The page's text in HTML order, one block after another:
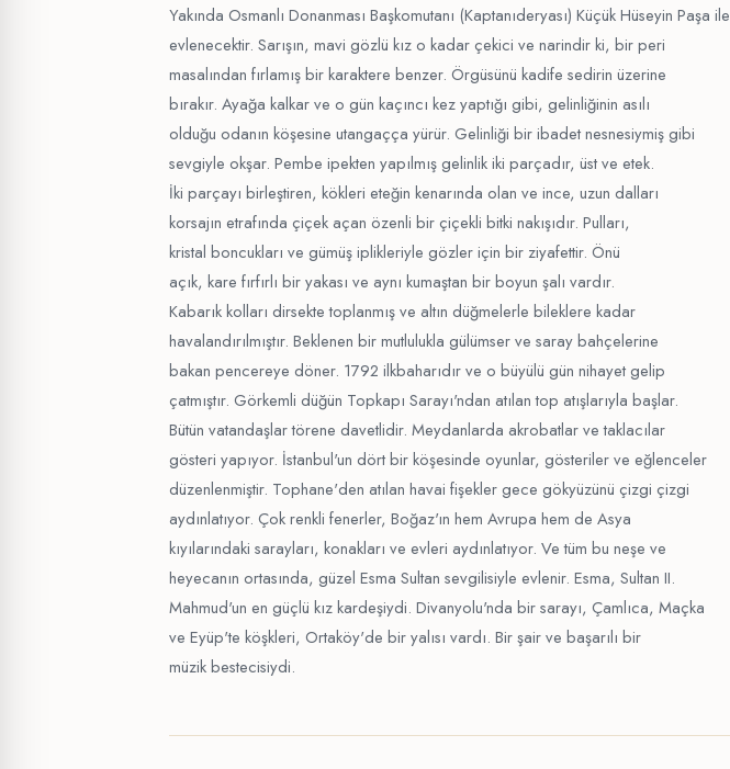
Yakında Osmanlı Donanması Başkomutanı (Kaptanıderyası) Küçük Hüseyin Paşa ile
evlenecektir. Sarışın, mavi gözlü kız o kadar çekici ve narindir ki, bir peri
masalından fırlamış bir karaktere benzer. Örgüsünü kadife sedirin üzerine
bırakır. Ayağa kalkar ve o gün kaçıncı kez yaptığı gibi, gelinliğinin asılı
olduğu odanın köşesine utangaçça yürür. Gelinliği bir ibadet nesnesiymiş gibi
sevgiyle okşar. Pembe ipekten yapılmış gelinlik iki parçadır, üst ve etek.
İki parçayı birleştiren, kökleri eteğin kenarında olan ve ince, uzun dalları
korsajın etrafında çiçek açan özenli bir çiçekli bitki nakışıdır. Pulları,
kristal boncukları ve gümüş iplikleriyle gözler için bir ziyafettir. Önü
açık, kare fırfırlı bir yakası ve aynı kumaştan bir boyun şalı vardır.
Kabarık kolları dirsekte toplanmış ve altın düğmelerle bileklere kadar
havalandırılmıştır. Beklenen bir mutlulukla gülümser ve saray bahçelerine
bakan pencereye döner. 1792 ilkbaharıdır ve o büyülü gün nihayet gelip
çatmıştır. Görkemli düğün Topkapı Sarayı'ndan atılan top atışlarıyla başlar.
Bütün vatandaşlar törene davetlidir. Meydanlarda akrobatlar ve taklacılar
gösteri yapıyor. İstanbul'un dört bir köşesinde oyunlar, gösteriler ve eğlenceler
düzenlenmiştir. Tophane'den atılan havai fişekler gece gökyüzünü çizgi çizgi
aydınlatıyor. Çok renkli fenerler, Boğaz'ın hem Avrupa hem de Asya
kıyılarındaki sarayları, konakları ve evleri aydınlatıyor. Ve tüm bu neşe ve
heyecanın ortasında, güzel Esma Sultan sevgilisiyle evlenir. Esma, Sultan II.
Mahmud'un en güçlü kız kardeşiydi. Divanyolu'nda bir sarayı, Çamlıca, Maçka
ve Eyüp'te köşkleri, Ortaköy'de bir yalısı vardı. Bir şair ve başarılı bir
müzik bestecisiydi.